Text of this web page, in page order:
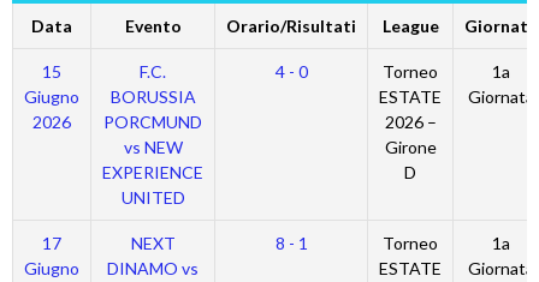
Data Evento Orario/Risultati League Giornata
15
Giugno
2026
F.C.
BORUSSIA
PORCMUND
vs NEW
EXPERIENCE
UNITED
4 - 0
Torneo
ESTATE
2026 –
Girone
D
1a
Giornata
17
Giugno
NEXT
DINAMO vs
8 - 1
Torneo
ESTATE
1a
Giornata